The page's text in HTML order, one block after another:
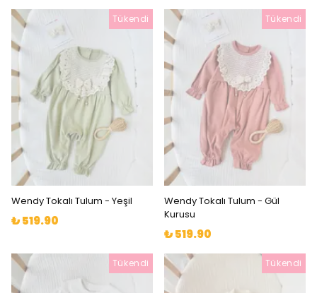
Tükendi
Wendy Tokalı Tulum - Yeşil
₺ 519.90
Tükendi
Wendy Tokalı Tulum - Gül
Kurusu
₺ 519.90
Tükendi Tükendi